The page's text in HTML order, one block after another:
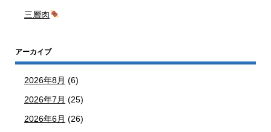
三層肉
アーカイブ
2026年8月 (6)
2026年7月 (25)
2026年6月 (26)